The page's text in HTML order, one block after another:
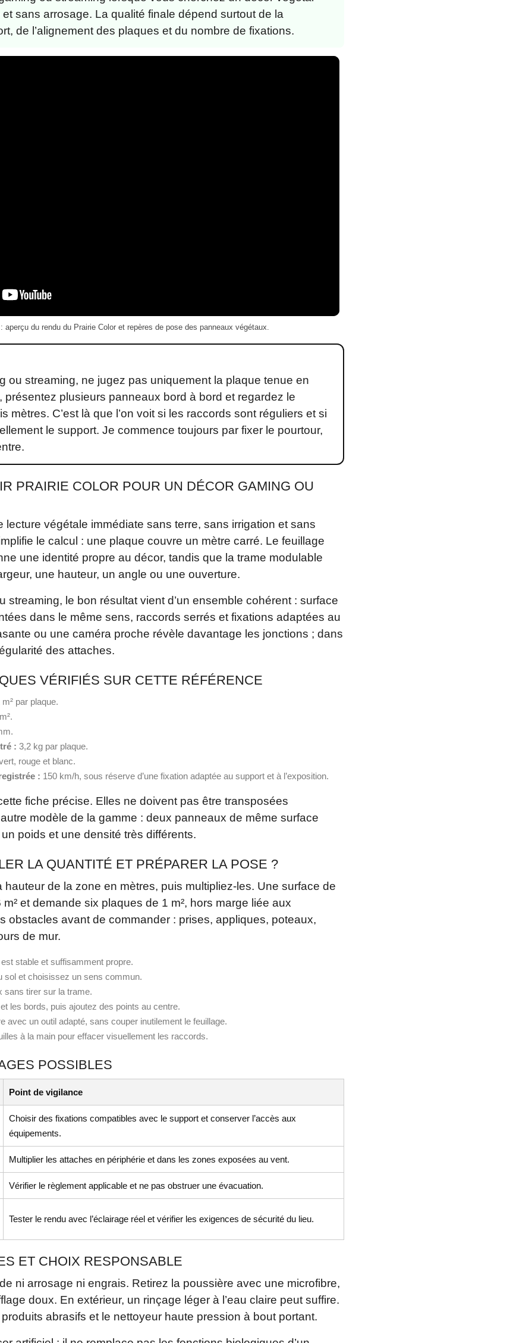
sans arrosage. La qualité finale dépend surtout de la
de l’alignement des plaques et du nombre de fixations.
aperçu du rendu du Prairie Color et repères de pose des panneaux végétaux.
ou streaming, ne jugez pas uniquement la plaque tenue en
présentez plusieurs panneaux bord à bord et regardez le
mètres. C’est là que l’on voit si les raccords sont réguliers et si
le support. Je commence toujours par fixer le pourtour,
PRAIRIE COLOR POUR UN DÉCOR GAMING OU
lecture végétale immédiate sans terre, sans irrigation et sans
le calcul : une plaque couvre un mètre carré. Le feuillage
une identité propre au décor, tandis que la trame modulable
une hauteur, un angle ou une ouverture.
streaming, le bon résultat vient d’un ensemble cohérent : surface
dans le même sens, raccords serrés et fixations adaptées au
ou une caméra proche révèle davantage les jonctions ; dans
des attaches.
VÉRIFIÉS SUR CETTE RÉFÉRENCE
par plaque.
: 3,2 kg par plaque.
rouge et blanc.
: 150 km/h, sous réserve d’une fixation adaptée au support et à l’exposition.
fiche précise. Elles ne doivent pas être transposées
modèle de la gamme : deux panneaux de même surface
poids et une densité très différents.
LA QUANTITÉ ET PRÉPARER LA POSE ?
hauteur de la zone en mètres, puis multipliez-les. Une surface de
et demande six plaques de 1 m², hors marge liée aux
obstacles avant de commander : prises, appliques, poteaux,
de mur.
stable et suffisamment propre.
sol et choisissez un sens commun.
sans tirer sur la trame.
les bords, puis ajoutez des points au centre.
avec un outil adapté, sans couper inutilement le feuillage.
à la main pour effacer visuellement les raccords.
POSSIBLES
Point de vigilance
Choisir des fixations compatibles avec le support et conserver l’accès aux
équipements.
Multiplier les attaches en périphérie et dans les zones exposées au vent.
Vérifier le règlement applicable et ne pas obstruer une évacuation.
Tester le rendu avec l’éclairage réel et vérifier les exigences de sécurité du lieu.
ET CHOIX RESPONSABLE
ni arrosage ni engrais. Retirez la poussière avec une microfibre,
doux. En extérieur, un rinçage léger à l’eau claire peut suffire.
abrasifs et le nettoyeur haute pression à bout portant.